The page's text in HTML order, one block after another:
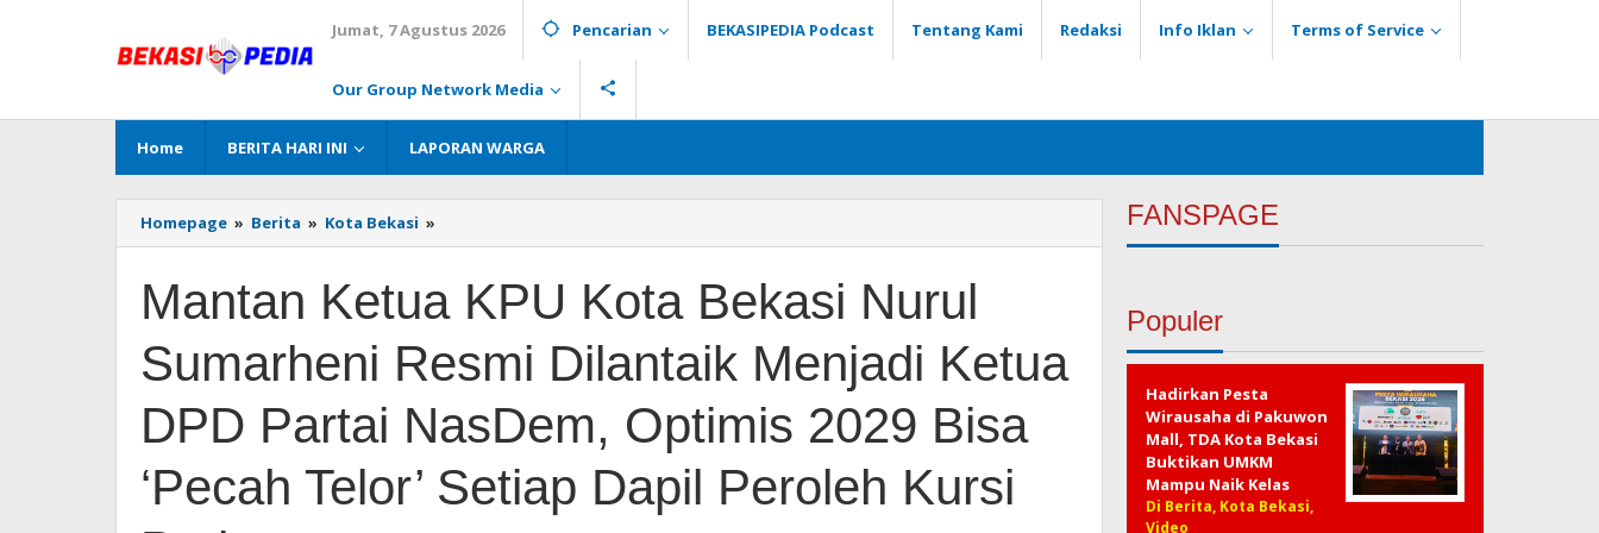
Jumat, 7 Agustus 2026 Pencarian BEKASIPEDIA Podcast Tentang Kami Redaksi Info Iklan Terms of Service
Our Group Network Media
Home BERITA HARI INI LAPORAN WARGA
Homepage » Berita » Kota Bekasi »
Ketua
Kota
Bekasi
Sumarheni
Resmi
Dilantaik
Menjadi
Ketua
DPD
Partai
Mantan Ketua KPU Kota Bekasi Nurul
Sumarheni Resmi Dilantaik Menjadi Ketua
DPD Partai NasDem, Optimis 2029 Bisa
‘Pecah Telor’ Setiap Dapil Peroleh Kursi
FANSPAGE
Populer
Hadirkan Pesta
Wirausaha di Pakuwon
Mall, TDA Kota Bekasi
Buktikan UMKM
Mampu Naik Kelas
Di Berita, Kota Bekasi,
Video